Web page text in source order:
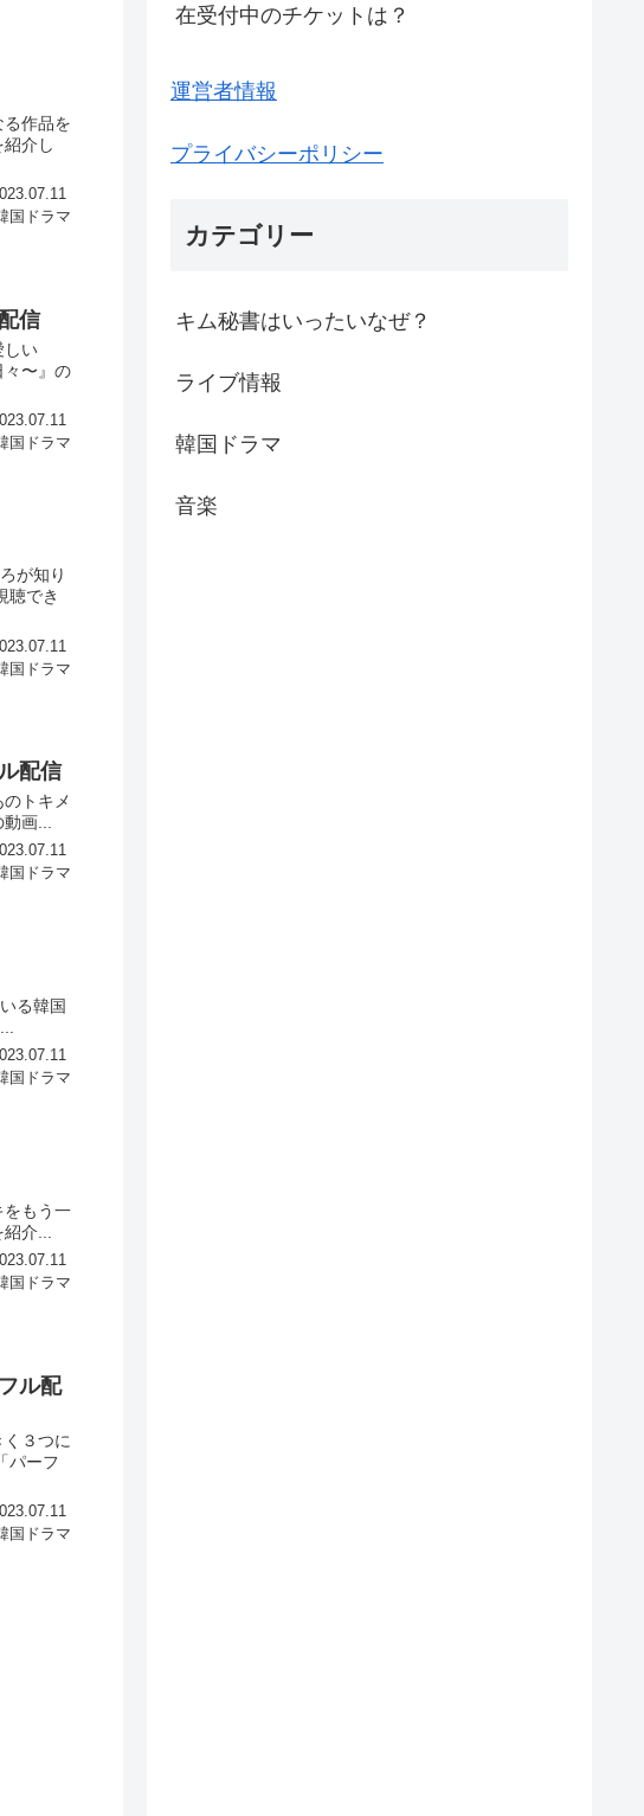
作品を
介し
国ドラマ
信
しい
々〜』の
国ドラマ
が知り
聴でき
国ドラマ
配信
トキメ
動画...
国ドラマ
る韓国
国ドラマ
をもう一
介...
国ドラマ
ル配
３つに
パーフ
国ドラマ
在受付中のチケットは？
運営者情報
プライバシーポリシー
カテゴリー
キム秘書はいったいなぜ？
ライブ情報
韓国ドラマ
音楽